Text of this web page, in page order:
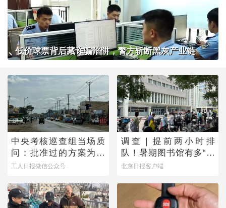
低价球票背后藏诈骗陷阱，警方斩断黑灰产业链
中央考核巡查组当场质
问：批准过的方案为何
不执行？
工人日报微信公众号
调查｜提前两小时排
队！暑期图书馆有多“一
座难求”？
北京日报客户端